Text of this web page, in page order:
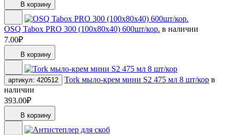
В корзину
OSQ Tabox PRO 300 (100x80x40) 600шт/кор. в наличии
7.00₽
В корзину
артикул: 420512 Tork мыло-крем мини S2 475 мл 8 шт/кор в
наличии
393.00₽
В корзину